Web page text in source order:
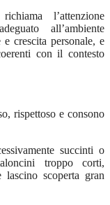
l’attenzione
all’ambiente
crescita personale, e
con il contesto
rispettoso e consono
succinti o
troppo corti,
scoperta gran